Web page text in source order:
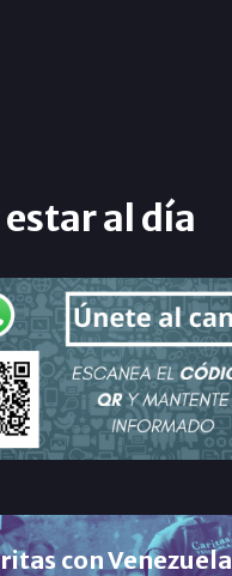
estar al día
con Venezuela